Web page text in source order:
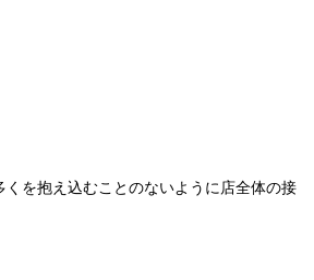
を抱え込むことのないように店全体の接